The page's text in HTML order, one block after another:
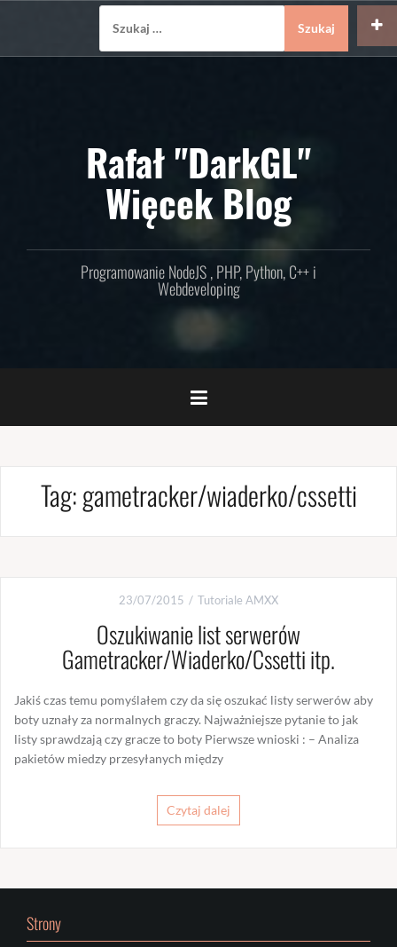
Rafał "DarkGL"
Więcek Blog
Programowanie NodeJS , PHP, Python, C++ i
Webdeveloping
Tag:gametracker/wiaderko/cssetti
23/07/2015 Tutoriale AMXX
Oszukiwanie list serwerów
Gametracker/Wiaderko/Cssetti itp.
Jakiś czas temu pomyślałem czy da się oszukać listy serwerów aby
boty uznały za normalnych graczy. Najważniejsze pytanie to jak
listy sprawdzają czy gracze to boty Pierwsze wnioski : – Analiza
pakietów miedzy przesyłanych między
Czytaj dalej
Strony